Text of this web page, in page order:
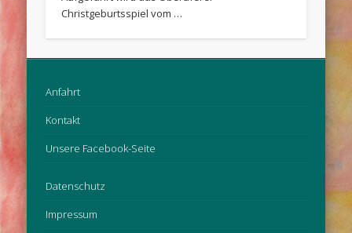
Christgeburtsspiel vom …
Anfahrt
Kontakt
Unsere Facebook-Seite
Datenschutz
Impressum